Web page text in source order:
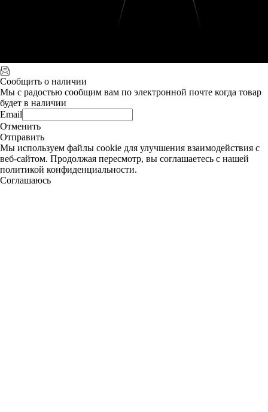
Сообщить о наличии
Мы с радостью сообщим вам по электронной почте когда товар
будет в наличии
Email
Отменить
Отправить
Мы используем файлы cookie для улучшения взаимодействия с
веб-сайтом. Продолжая пересмотр, вы соглашаетесь с нашей
политикой конфиденциальности.
Соглашаюсь